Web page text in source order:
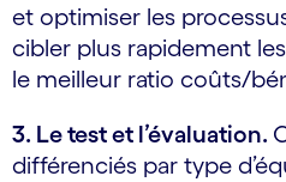
et optimiser les
cibler plus rapidement
le meilleur ratio coûts/
3. Le test et l’évaluation.
différenciés par type